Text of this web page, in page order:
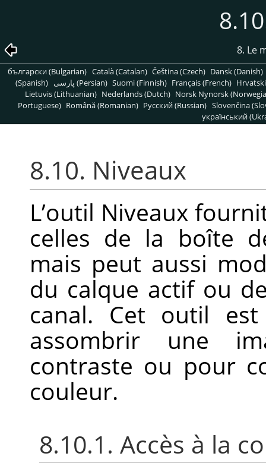
8. Le
български (Bulgarian) Català (Catalan) Čeština (Czech) Dansk (Danish)
(Spanish)
پارسی (Persian) Suomi (Finnish) Français (French)
Lietuvis (Lithuanian) Nederlands (Dutch) Norsk Nynorsk
Portuguese) Română (Romanian) Pусский (Russian) Slovenčina
український
8.10. Niveaux
L’outil Niveaux
celles de la boîte
mais peut aussi
du calque actif ou
canal. Cet outil
assombrir une
contraste ou pour
couleur.
8.10.1. Accès à la